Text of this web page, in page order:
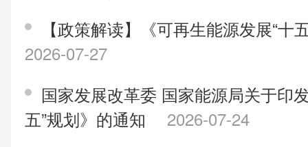
【政策解读】《可再生能源发展“十
2026-07-27
国家发展改革委 国家能源局关于印
五”规划》的通知
2026-07-24